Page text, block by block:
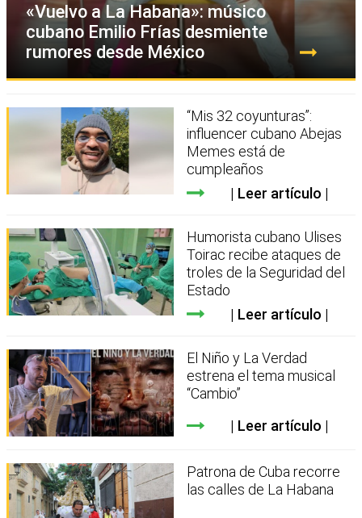
«Vuelvo a La Habana»: músico
cubano Emilio Frías desmiente
rumores desde México
“Mis 32 coyunturas”:
influencer cubano Abejas
Memes está de
cumpleaños
Leer artículo
Humorista cubano Ulises
Toirac recibe ataques de
troles de la Seguridad del
Estado
Leer artículo
El Niño y La Verdad
estrena el tema musical
“Cambio”
Leer artículo
Patrona de Cuba recorre
las calles de La Habana